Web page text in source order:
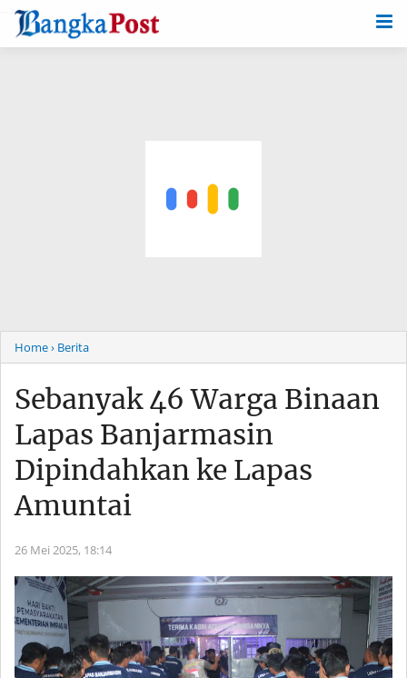
-->
Home› Berita
Sebanyak 46 Warga Binaan
Lapas Banjarmasin
Dipindahkan ke Lapas
Amuntai
26 Mei 2025, 18:14